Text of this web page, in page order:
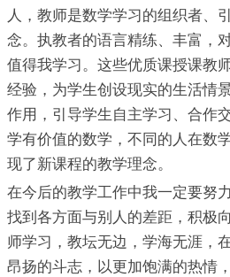
人，教师是数学学习的组织者、
念。执教者的语言精练、丰富，
值得我学习。这些优质课授课教
经验，为学生创设现实的生活情
作用，引导学生自主学习、合作
学有价值的数学，不同的人在数
现了新课程的教学理念。
在今后的教学工作中我一定要努
找到各方面与别人的差距，积极
师学习，教坛无边，学海无涯，
昂扬的斗志，以更加饱满的热情